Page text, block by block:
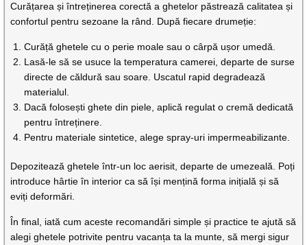
Curățarea și întreținerea corectă a ghetelor păstrează calitatea și
confortul pentru sezoane la rând. După fiecare drumeție:
Curăță ghetele cu o perie moale sau o cârpă ușor umedă.
Lasă-le să se usuce la temperatura camerei, departe de surse
directe de căldură sau soare. Uscatul rapid degradează
materialul.
Dacă folosești ghete din piele, aplică regulat o cremă dedicată
pentru întreținere.
Pentru materiale sintetice, alege spray-uri impermeabilizante.
Depozitează ghetele într-un loc aerisit, departe de umezeală. Poți
introduce hârtie în interior ca să își mențină forma inițială și să
eviți deformări.
În final, iată cum aceste recomandări simple și practice te ajută să
alegi ghetele potrivite pentru vacanța ta la munte, să mergi sigur